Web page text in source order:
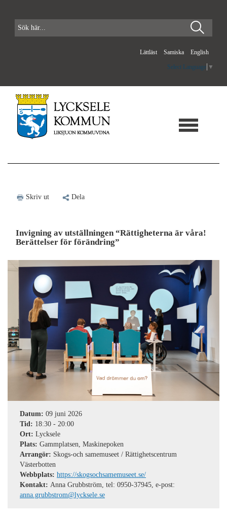
Lättläst Samiska English
Select Language ▼
Skriv ut Dela
Invigning av utställningen “Rättigheterna är våra!
Berättelser för förändring”
Datum: 09 juni 2026
Tid: 18:30 - 20:00
Ort: Lycksele
Plats: Gammplatsen, Maskinepoken
Arrangör: Skogs-och samemuseet / Rättighetscentrum
Västerbotten
Webbplats: https://skogsochsamemuseet.se/
Kontakt: Anna Grubbström, tel: 0950-37945, e-post:
anna.grubbstrom@lycksele.se